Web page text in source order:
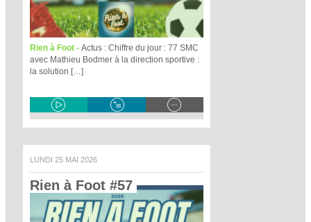
Rien à Foot - Actus : Chiffre du jour : 77 SMC
avec Mathieu Bodmer à la direction sportive :
la solution […]
LUNDI 25 MAI 2026
Rien à Foot #57